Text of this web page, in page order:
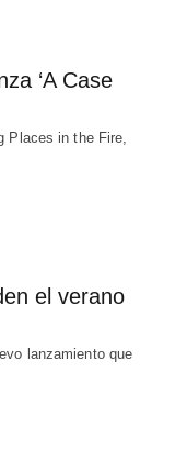
‘A Case
Places in the Fire,
el verano
lanzamiento que